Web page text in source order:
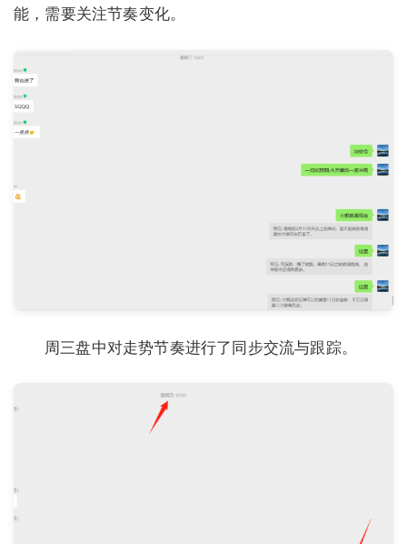
能，需要关注节奏变化。
周三盘中对走势节奏进行了同步交流与跟踪。